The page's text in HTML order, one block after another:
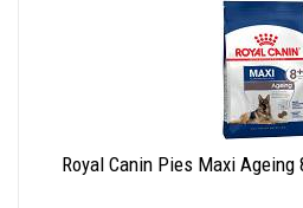
Royal Canin Pies Maxi Ageing